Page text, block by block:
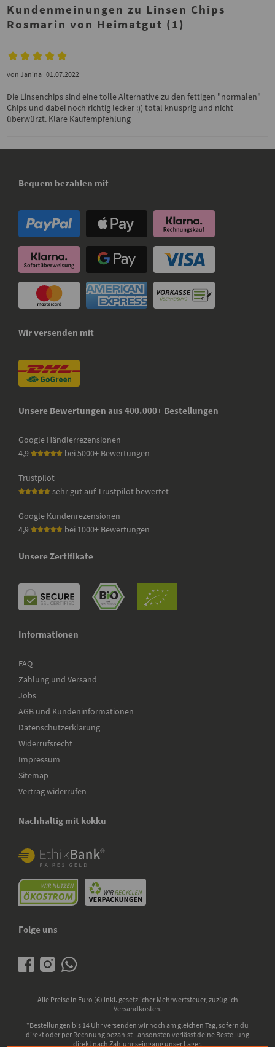
Kundenmeinungen zu Linsen Chips
Rosmarin von Heimatgut (1)
vonJanina | 01.07.2022
Die Linsenchips sind eine tolle Alternative zu den fettigen "normalen"
Chips und dabei noch richtig lecker :)) total knusprig und nicht
überwürzt. Klare Kaufempfehlung
Bequem bezahlen mit
Wir versenden mit
Unsere Bewertungen aus 400.000+ Bestellungen
Google Händlerrezensionen
4,9
bei 5000+ Bewertungen
Trustpilot
sehr gut auf Trustpilot bewertet
Google Kundenrezensionen
4,9
bei 1000+ Bewertungen
Unsere Zertifikate
Informationen
FAQ
Zahlung und Versand
Jobs
AGB und Kundeninformationen
Datenschutzerklärung
Widerrufsrecht
Impressum
Sitemap
Vertrag widerrufen
Nachhaltig mit kokku
Folge uns
Alle Preise in Euro (€) inkl. gesetzlicher Mehrwertsteuer, zuzüglich
Versandkosten.
*Bestellungen bis 14 Uhr versenden wir noch am gleichen Tag, sofern du
direkt oder per Rechnung bezahlst - ansonsten verlässt deine Bestellung
direkt nach Zahlungseingang unser Lager.